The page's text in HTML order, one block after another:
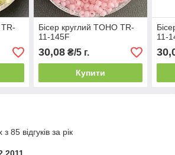
TR-
Бісер круглий TOHO TR-
11-145F
30,08₴/5 г.
Купити
11-
85 відгуків за рік